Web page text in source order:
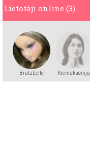
Lietotāji online (3)
BratzLelle Kremakucinja